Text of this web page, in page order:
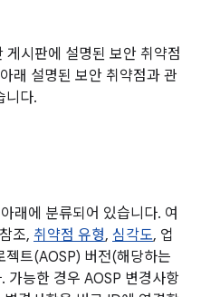
시판에 설명된 보안 취약점
래 설명된 보안 취약점과 관
니다.
래에 분류되어 있습니다. 여
조, 취약점 유형, 심각도, 업
트(AOSP) 버전(해당하는
가능한 경우 AOSP 변경사항